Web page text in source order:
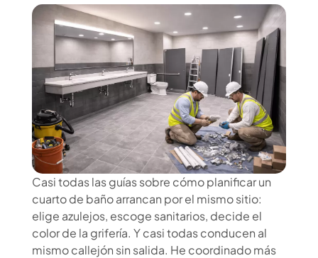
Casi todas las guías sobre cómo planificar un
cuarto de baño arrancan por el mismo sitio:
elige azulejos, escoge sanitarios, decide el
color de la grifería. Y casi todas conducen al
mismo callejón sin salida. He coordinado más